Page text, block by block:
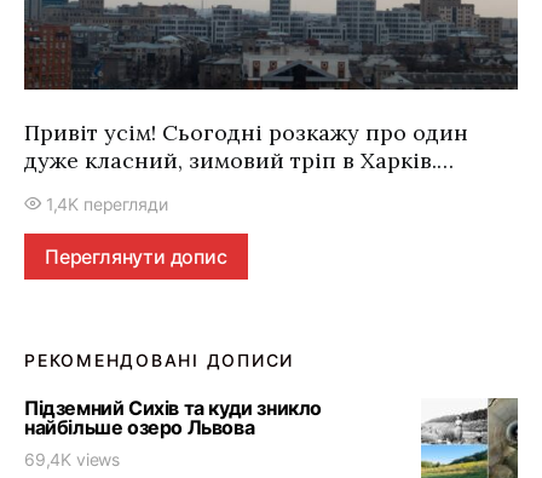
Привіт усім! Сьогодні розкажу про один
дуже класний, зимовий тріп в Харків.…
1,4K перегляди
Переглянути допис
РЕКОМЕНДОВАНІ ДОПИСИ
Підземний Сихів та куди зникло
найбільше озеро Львова
69,4K views